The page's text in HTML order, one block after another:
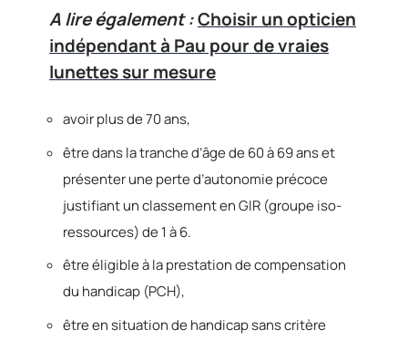
A lire également :Choisir un opticien
indépendant à Pau pour de vraies
lunettes sur mesure
avoir plus de 70 ans,
être dans la tranche d’âge de 60 à 69 ans et
présenter une perte d’autonomie précoce
justifiant un classement en GIR (groupe iso-
ressources) de 1 à 6.
être éligible à la prestation de compensation
du handicap (PCH),
être en situation de handicap sans critère